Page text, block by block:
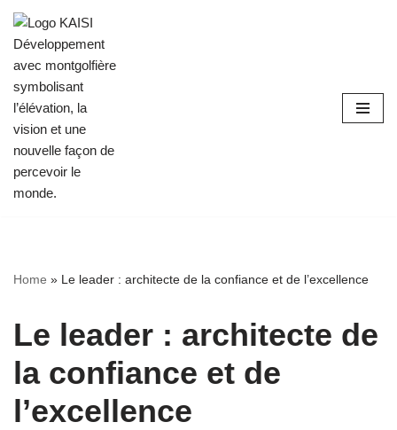
Aller
au
contenu
Home » Le leader : architecte de la confiance et de l’excellence
Le leader : architecte de
la confiance et de
l’excellence